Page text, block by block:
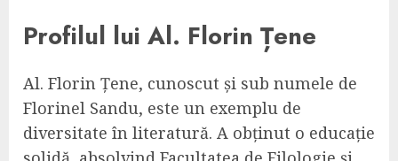
Profilul lui Al. Florin Țene
Al. Florin Țene, cunoscut și sub numele de
Florinel Sandu, este un exemplu de
diversitate în literatură. A obținut o educație